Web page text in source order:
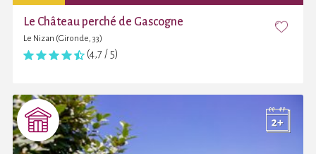
Le Château perché de Gascogne
Le Nizan (Gironde, 33)
(4,7 / 5)